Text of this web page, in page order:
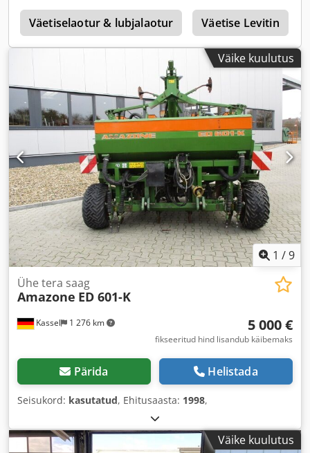
Väetiselaotur & lubjalaotur Väetise Levitin
Väike kuulutus
1 /9
Kassel 1 276 km
Ühe tera saag
Amazone ED 601-K
5 000 €
fikseeritud hind lisandub käibemaks
Pärida Helistada
Seisukord: kasutatud, Ehitusaasta: 1998,
Väike kuulutus